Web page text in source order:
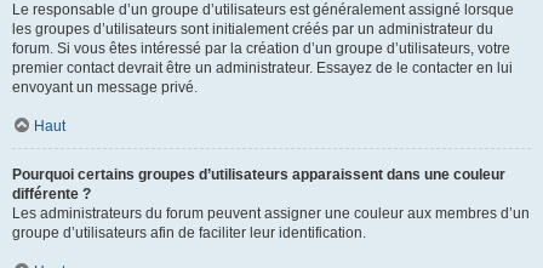
Le responsable d’un groupe d’utilisateurs est généralement assigné lorsque
les groupes d’utilisateurs sont initialement créés par un administrateur du
forum. Si vous êtes intéressé par la création d’un groupe d’utilisateurs, votre
premier contact devrait être un administrateur. Essayez de le contacter en lui
envoyant un message privé.
Haut
Pourquoi certains groupes d’utilisateurs apparaissent dans une couleur
différente ?
Les administrateurs du forum peuvent assigner une couleur aux membres d’un
groupe d’utilisateurs afin de faciliter leur identification.